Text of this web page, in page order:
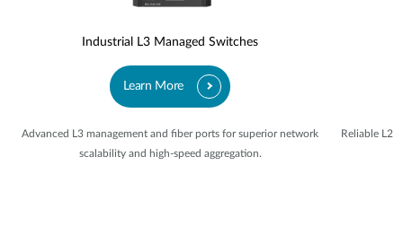
Industrial L3 Managed Switches
Learn More
Advanced L3 management and fiber ports for superior network
scalability and high-speed aggregation.
Reliable L2